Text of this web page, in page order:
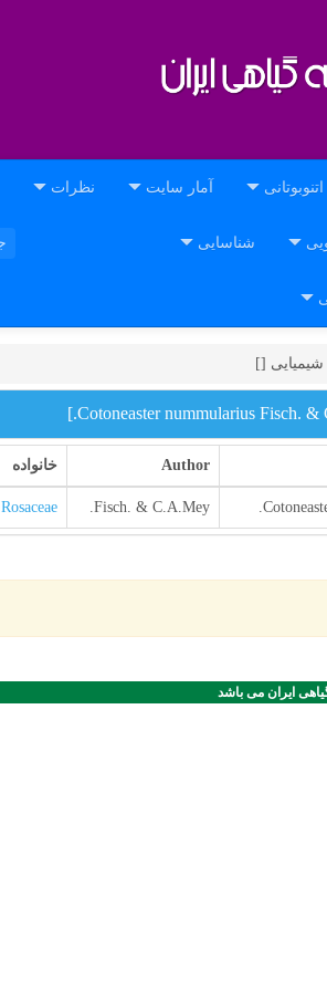
اتنوبوتانی آمار سایت نظرات
شناسایی
شیمیایی []
Author خانواده
Fisch. & C.A.Mey.
Rosaceae
ایران می باشد